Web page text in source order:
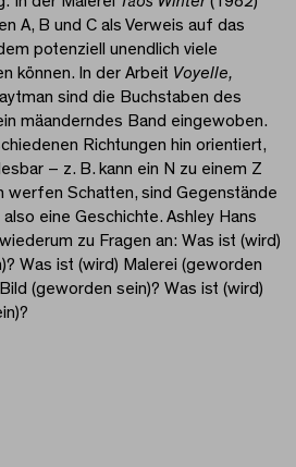
A, B und C als Verweis auf das
potenziell unendlich viele
können. In der Arbeit Voyelle,
sind die Buchstaben des
mäanderndes Band eingewoben.
Richtungen hin orientiert,
– z. B. kann ein N zu einem Z
werfen Schatten, sind Gegenstände
eine Geschichte. Ashley Hans
zu Fragen an: Was ist (wird)
Was ist (wird) Malerei (geworden
(geworden sein)? Was ist (wird)